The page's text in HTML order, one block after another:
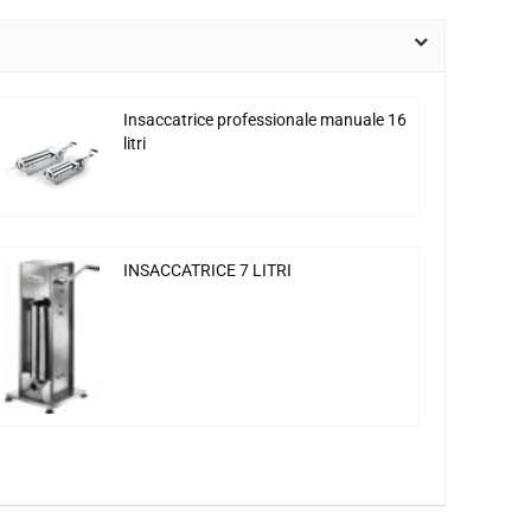
Insaccatrice professionale manuale 16
litri
INSACCATRICE 7 LITRI